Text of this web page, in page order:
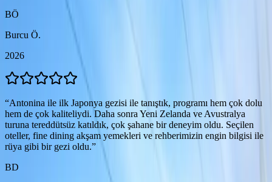
BÖ
Burcu Ö.
2026
“Antonina ile ilk Japonya gezisi ile tanıştık, programı hem çok dolu
hem de çok kaliteliydi. Daha sonra Yeni Zelanda ve Avustralya
turuna tereddütsüz katıldık, çok şahane bir deneyim oldu. Seçilen
oteller, fine dining akşam yemekleri ve rehberimizin engin bilgisi ile
rüya gibi bir gezi oldu.”
BD